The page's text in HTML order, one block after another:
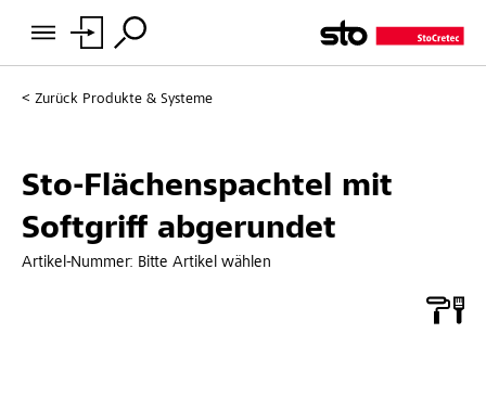
Zurück Produkte & Systeme
Sto-Flächenspachtel mit
Softgriff abgerundet
Artikel-Nummer: Bitte Artikel wählen